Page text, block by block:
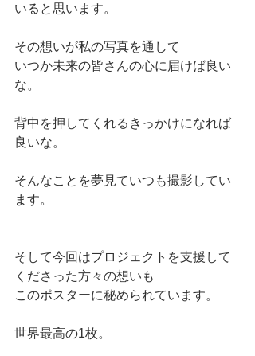
いると思います。
その想いが私の写真を通して
いつか未来の皆さんの心に届けば良い
な。
背中を押してくれるきっかけになれば
良いな。
そんなことを夢見ていつも撮影してい
ます。
そして今回はプロジェクトを支援して
くださった方々の想いも
このポスターに秘められています。
世界最高の1枚。